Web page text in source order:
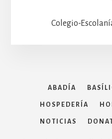
Colegio-
ABADÍA
HOSPEDERÍA
NOTICIAS